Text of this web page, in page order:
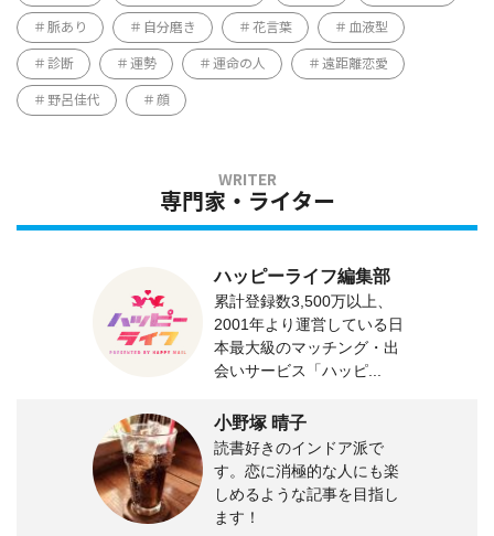
脈あり 自分磨き 花言葉 血液型
診断 運勢 運命の人 遠距離恋愛
野呂佳代 顔
専門家・ライター
ハッピーライフ編集部
累計登録数3,500万以上、
2001年より運営している日
本最大級のマッチング・出
会いサービス「ハッピ...
小野塚 晴子
読書好きのインドア派で
す。恋に消極的な人にも楽
しめるような記事を目指し
ます！